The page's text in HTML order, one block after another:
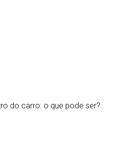
do carro: o que pode ser?